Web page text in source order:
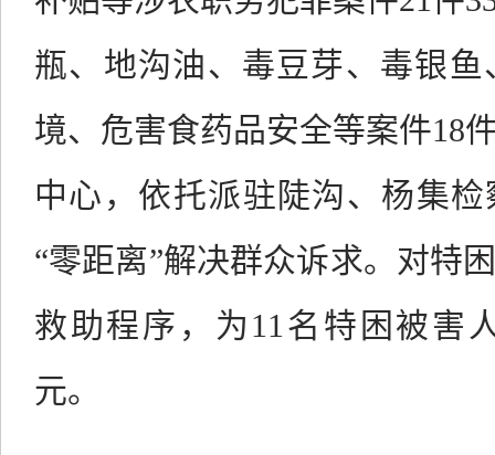
瓶、地沟油、毒豆芽、毒银
境、危害食药品安全等案件18
中心，依托派驻陡沟、杨集
“零距离”解决群众诉求。 对特
救助程序，为 11 名特困被害
元。